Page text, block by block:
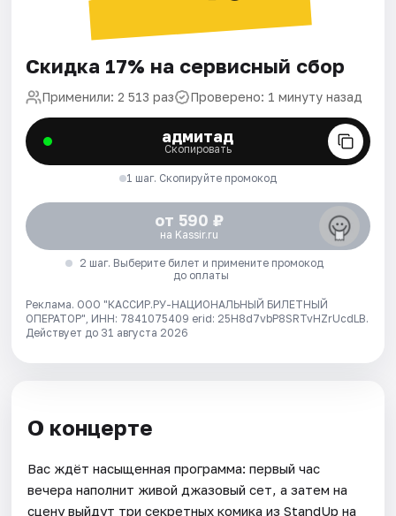
Скидка 17% на сервисный сбор
Применили: 2 513 раз Проверено: 1 минуту назад
адмитад
Скопировать
1 шаг. Скопируйте промокод
от 590 ₽
на Kassir.ru
2 шаг. Выберите билет и примените промокод
до оплаты
Реклама. ООО "КАССИР.РУ-НАЦИОНАЛЬНЫЙ БИЛЕТНЫЙ
ОПЕРАТОР", ИНН: 7841075409 erid: 25H8d7vbP8SRTvHZrUcdLB.
Действует до 31 августа 2026
О концерте
Вас ждёт насыщенная программа: первый час
вечера наполнит живой джазовый сет, а затем на
сцену выйдут три секретных комика из StandUp на